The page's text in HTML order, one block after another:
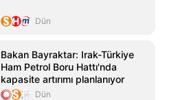
Dün
Bakan Bayraktar: Irak-Türkiye
Ham Petrol Boru Hattı'nda
kapasite artırımı planlanıyor
Dün